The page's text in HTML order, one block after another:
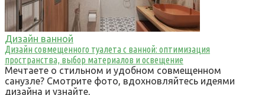
Дизайн ванной
Дизайн совмещенного туалета с ванной: оптимизация
пространства, выбор материалов и освещение
Мечтаете о стильном и удобном совмещенном
санузле? Смотрите фото, вдохновляйтесь идеями
дизайна и узнайте,